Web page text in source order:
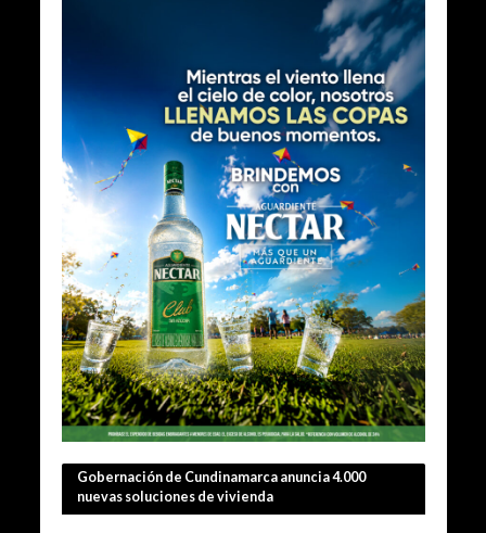
Gobernación de Cundinamarca anuncia 4.000
nuevas soluciones de vivienda